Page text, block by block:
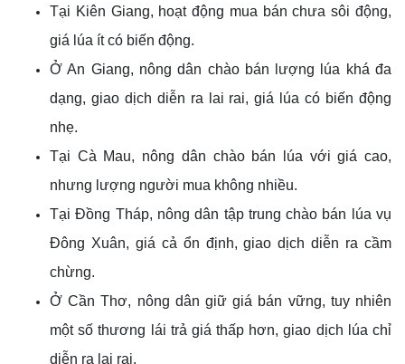
Tại Kiên Giang, hoạt động mua bán chưa sôi động,
giá lúa ít có biến động.
Ở An Giang, nông dân chào bán lượng lúa khá đa
dạng, giao dịch diễn ra lai rai, giá lúa có biến động
nhẹ.
Tại Cà Mau, nông dân chào bán lúa với giá cao,
nhưng lượng người mua không nhiều.
Tại Đồng Tháp, nông dân tập trung chào bán lúa vụ
Đông Xuân, giá cả ổn định, giao dịch diễn ra cầm
chừng.
Ở Cần Thơ, nông dân giữ giá bán vững, tuy nhiên
một số thương lái trả giá thấp hơn, giao dịch lúa chỉ
diễn ra lai rai.